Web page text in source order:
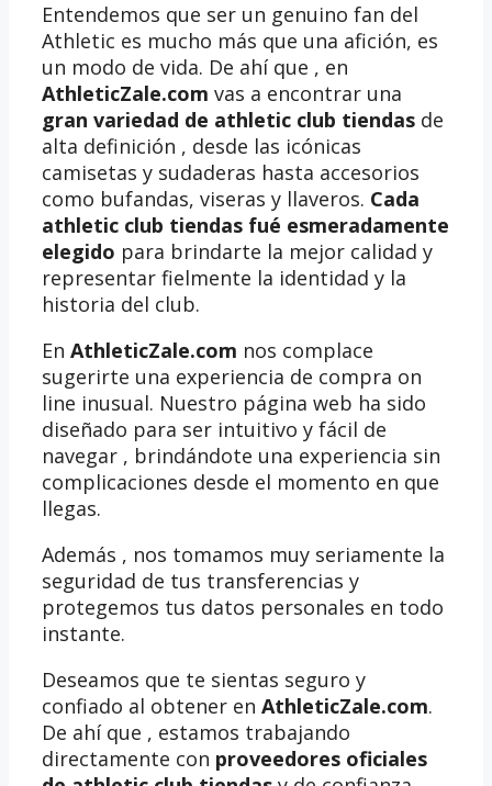
Entendemos que ser un genuino fan del
Athletic es mucho más que una afición, es
un modo de vida. De ahí que , en
AthleticZale.com vas a encontrar una
gran variedad de athletic club tiendas de
alta definición , desde las icónicas
camisetas y sudaderas hasta accesorios
como bufandas, viseras y llaveros. Cada
athletic club tiendas fué esmeradamente
elegido para brindarte la mejor calidad y
representar fielmente la identidad y la
historia del club.
En AthleticZale.com nos complace
sugerirte una experiencia de compra on
line inusual. Nuestro página web ha sido
diseñado para ser intuitivo y fácil de
navegar , brindándote una experiencia sin
complicaciones desde el momento en que
llegas.
Además , nos tomamos muy seriamente la
seguridad de tus transferencias y
protegemos tus datos personales en todo
instante.
Deseamos que te sientas seguro y
confiado al obtener en AthleticZale.com.
De ahí que , estamos trabajando
directamente con proveedores oficiales